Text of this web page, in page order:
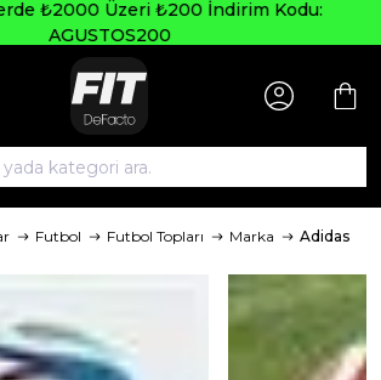
₺2000 Üzeri ₺200 İndirim Kodu:
AGUSTOS200
Futbol Futbol Topları Marka Adidas